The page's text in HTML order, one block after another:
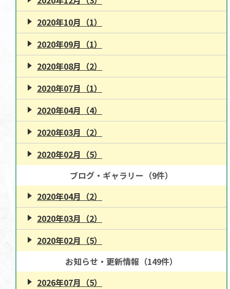
2020年10月（1）
2020年09月（1）
2020年08月（2）
2020年07月（1）
2020年04月（4）
2020年03月（2）
2020年02月（5）
ブログ・ギャラリー（9件）
2020年04月（2）
2020年03月（2）
2020年02月（5）
お知らせ・更新情報（149件）
2026年07月（5）